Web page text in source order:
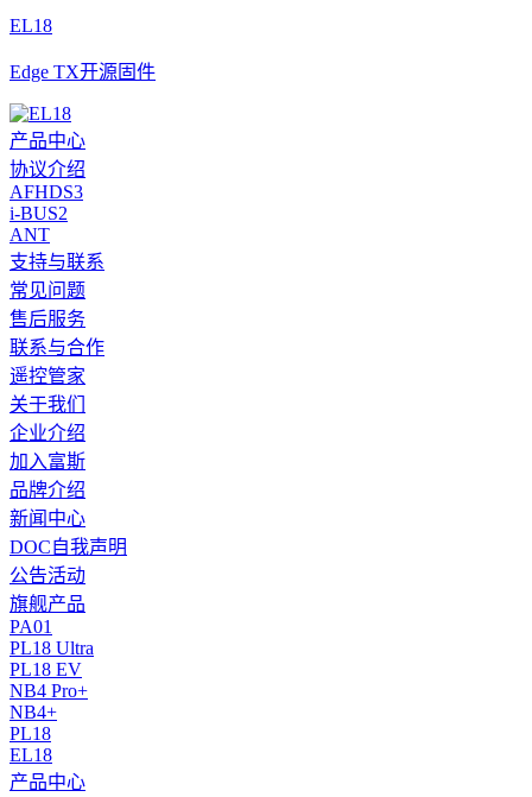
EL18
Edge TX开源固件
产品中心
协议介绍
AFHDS3
i-BUS2
ANT
支持与联系
常见问题
售后服务
联系与合作
遥控管家
关于我们
企业介绍
加入富斯
品牌介绍
新闻中心
DOC自我声明
公告活动
旗舰产品
PA01
PL18 Ultra
PL18 EV
NB4 Pro+
NB4+
PL18
EL18
产品中心